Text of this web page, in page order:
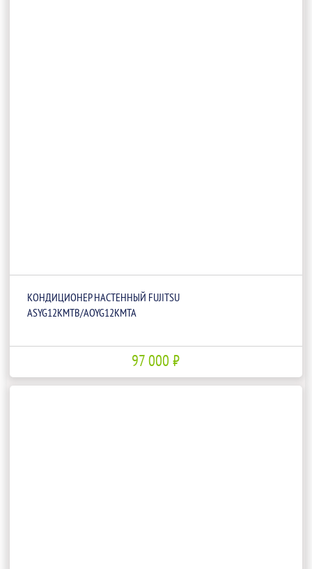
КОНДИЦИОНЕР НАСТЕННЫЙ FUJITSU
ASYG12KMTB/AOYG12KMTA
97 000 ₽